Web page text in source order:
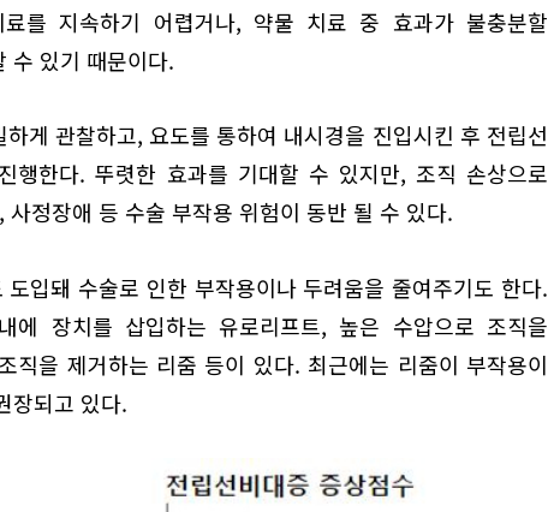
를 지속하기 어렵거나, 약물 치료 중 효과가 불충분할
수 있기 때문이다.
게 관찰하고, 요도를 통하여 내시경을 진입시킨 후 전립선
행한다. 뚜렷한 효과를 기대할 수 있지만, 조직 손상으로
정장애 등 수술 부작용 위험이 동반 될 수 있다.
입돼 수술로 인한 부작용이나 두려움을 줄여주기도 한다.
에 장치를 삽입하는 유로리프트, 높은 수압으로 조직을
직을 제거하는 리줌 등이 있다. 최근에는 리줌이 부작용이
장되고 있다.